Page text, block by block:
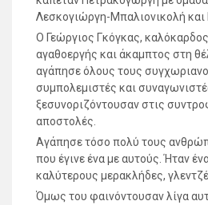
Λεσκογιώργη-Μπαλιονικολή και
Ο Γεώργιος Γκόγκας,
αγαθοεργής και άκαμπτος στη
αγάπησε όλους τους
συμπολεμιστές και
ξεσυνοριζόντουσαν στις
αποστολές.
Αγάπησε τόσο πολύ τους
που έγινε ένα με αυτούς. Ήταν
καλύτερους μερακλήδες,
Όμως του φαινόντουσαν λίγα